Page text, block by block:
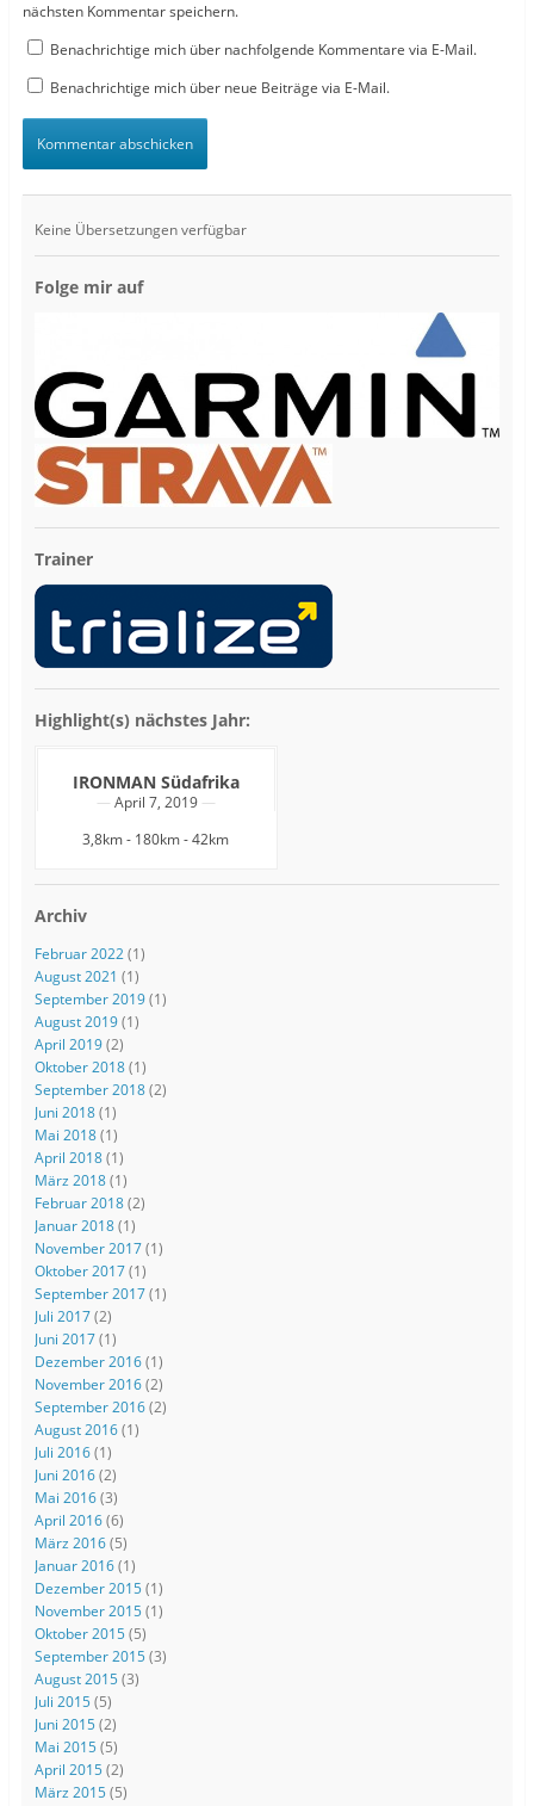
nächsten Kommentar speichern.
Benachrichtige mich über nachfolgende Kommentare via E-Mail.
Benachrichtige mich über neue Beiträge via E-Mail.
Keine Übersetzungen verfügbar
Folge mir auf
Trainer
Highlight(s) nächstes Jahr:
IRONMAN Südafrika
April 7, 2019
3,8km - 180km - 42km
Archiv
Februar 2022(1)
August 2021 (1)
September 2019(1)
August 2019(1)
April 2019(2)
Oktober 2018(1)
September 2018(2)
Juni 2018(1)
Mai 2018(1)
April 2018(1)
März 2018(1)
Februar 2018(2)
Januar 2018(1)
November 2017(1)
Oktober 2017(1)
September 2017(1)
Juli 2017(2)
Juni 2017(1)
Dezember 2016(1)
November 2016(2)
September 2016(2)
August 2016(1)
Juli 2016(1)
Juni 2016(2)
Mai 2016(3)
April 2016(6)
März 2016(5)
Januar 2016(1)
Dezember 2015(1)
November 2015(1)
Oktober 2015(5)
September 2015(3)
August 2015(3)
Juli 2015(5)
Juni 2015(2)
Mai 2015(5)
April 2015(2)
März 2015(5)